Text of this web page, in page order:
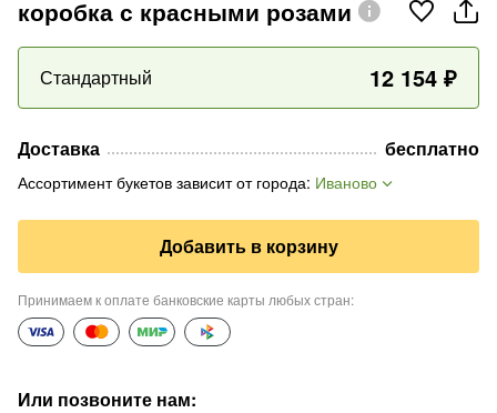
коробка с красными розами
Стандартный 12 154 ₽
Доставка бесплатно
Ассортимент букетов зависит от города: Иваново
Добавить в корзину
Принимаем к оплате банковские карты любых стран:
Или позвоните нам: